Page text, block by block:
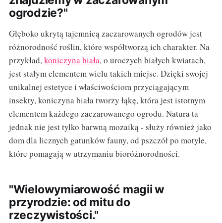
ogrodzie?"
Głęboko ukrytą tajemnicą zaczarowanych ogrodów jest
różnorodność roślin, które współtworzą ich charakter. Na
przykład,koniczyna biała, o uroczych białych kwiatach,
jest stałym elementem wielu takich miejsc. Dzięki swojej
unikalnej estetyce i właściwościom przyciągającym
insekty, koniczyna biała tworzy łąkę, która jest istotnym
elementem każdego zaczarowanego ogrodu. Natura ta
jednak nie jest tylko barwną mozaiką - służy również jako
dom dla licznych gatunków fauny, od pszczół po motyle,
które pomagają w utrzymaniu bioróżnorodności.
"Wielowymiarowość magii w
przyrodzie: od mitu do
rzeczywistości."